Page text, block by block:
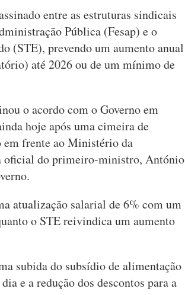
entre as estruturas sindicais
Pública (Fesap) e o
(STE), prevendo um aumento anual
até 2026 ou de um mínimo de
o acordo com o Governo em
hoje após uma cimeira de
em frente ao Ministério da
oficial do primeiro-ministro, António
atualização salarial de 6% com um
o STE reivindica um aumento
subida do subsídio de alimentação
e a redução dos descontos para a